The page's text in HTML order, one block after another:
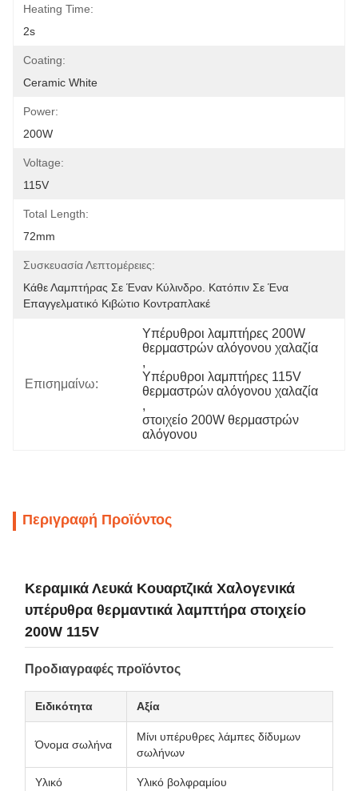
Heating Time:
2s
Coating:
Ceramic White
Power:
200W
Voltage:
115V
Total Length:
72mm
Συσκευασία Λεπτομέρειες:
Κάθε Λαμπτήρας Σε Έναν Κύλινδρο. Κατόπιν Σε Ένα
Επαγγελματικό Κιβώτιο Κοντραπλακέ
Επισημαίνω:
Υπέρυθροι λαμπτήρες 200W
θερμαστρών αλόγονου χαλαζία
,
Υπέρυθροι λαμπτήρες 115V
θερμαστρών αλόγονου χαλαζία
,
στοιχείο 200W θερμαστρών
αλόγονου
Περιγραφή Προϊόντος
Κεραμικά Λευκά Κουαρτζικά Χαλογενικά
υπέρυθρα θερμαντικά λαμπτήρα στοιχείο
200W 115V
Προδιαγραφές προϊόντος
Ειδικότητα Αξία
Όνομα σωλήνα
Μίνι υπέρυθρες λάμπες δίδυμων
σωλήνων
Υλικό Υλικό βολφραμίου